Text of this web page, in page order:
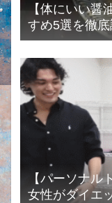
【体にいい醤
すめ5選を徹
【パーソナル
女性がダイエ